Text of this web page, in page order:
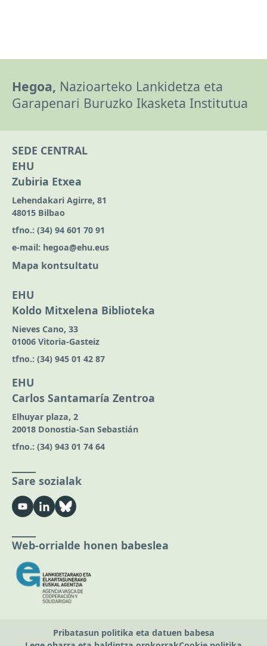
Hegoa, Nazioarteko Lankidetza eta
Garapenari Buruzko Ikasketa Institutua
SEDE CENTRAL
EHU
Zubiria Etxea
Lehendakari Agirre, 81
48015 Bilbao
tfno.: (34) 94 601 70 91
e-mail: hegoa@ehu.eus
Mapa kontsultatu
EHU
Koldo Mitxelena Biblioteka
Nieves Cano, 33
01006 Vitoria-Gasteiz
tfno.: (34) 945 01 42 87
EHU
Carlos Santamaría Zentroa
Elhuyar plaza, 2
20018 Donostia-San Sebastián
tfno.: (34) 943 01 74 64
Sare sozialak
Web-orrialde honen babeslea
Pribatasun politika eta datuen babesa